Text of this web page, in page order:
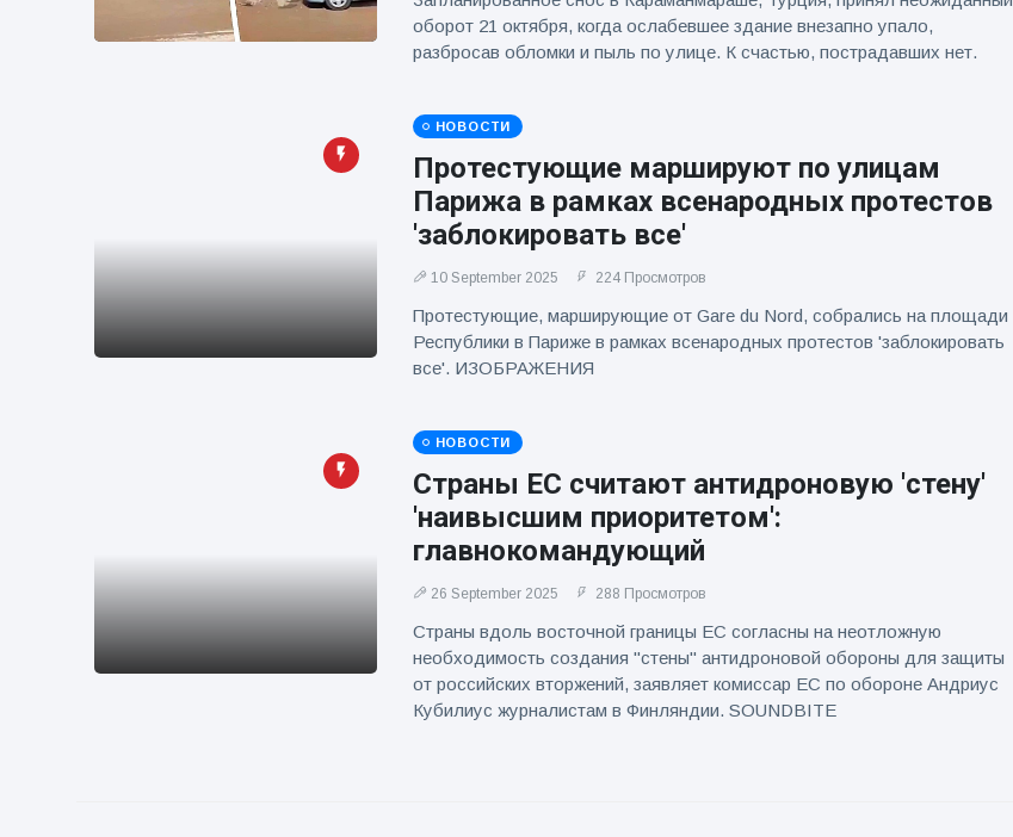
фейерверков из
движущейся
оборот 21 октября, когда ослабевшее здание внезапно упало,
разбросав обломки и пыль по улице. К счастью, пострадавших нет.
НОВОСТИ
Протестующие маршируют по улицам
Парижа в рамках всенародных протестов
'заблокировать все'
10 September 2025 224 Просмотров
Протестующие, марширующие от Gare du Nord, собрались на площади
Республики в Париже в рамках всенародных протестов 'заблокировать
все'. ИЗОБРАЖЕНИЯ
НОВОСТИ
Страны ЕС считают антидроновую 'стену'
'наивысшим приоритетом':
главнокомандующий
26 September 2025 288 Просмотров
Страны вдоль восточной границы ЕС согласны на неотложную
необходимость создания "стены" антидроновой обороны для защиты
от российских вторжений, заявляет комиссар ЕС по обороне Андриус
Кубилиус журналистам в Финляндии. SOUNDBITE